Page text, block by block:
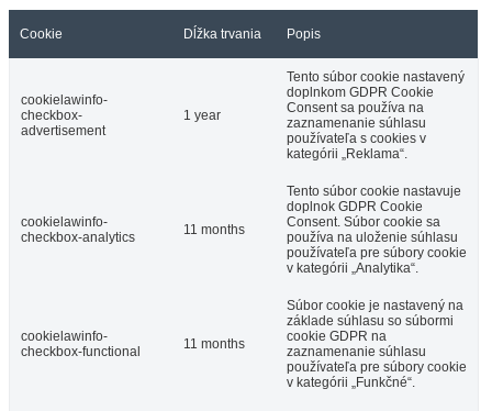
Cookie Dĺžka trvania Popis
cookielawinfo-
checkbox-
advertisement
1 year
Tento súbor cookie nastavený
doplnkom GDPR Cookie
Consent sa používa na
zaznamenanie súhlasu
používateľa s cookies v
kategórii „Reklama“.
cookielawinfo-
checkbox-analytics
11 months
Tento súbor cookie nastavuje
doplnok GDPR Cookie
Consent. Súbor cookie sa
používa na uloženie súhlasu
používateľa pre súbory cookie
v kategórii „Analytika“.
cookielawinfo-
checkbox-functional
11 months
Súbor cookie je nastavený na
základe súhlasu so súbormi
cookie GDPR na
zaznamenanie súhlasu
používateľa pre súbory cookie
v kategórii „Funkčné“.